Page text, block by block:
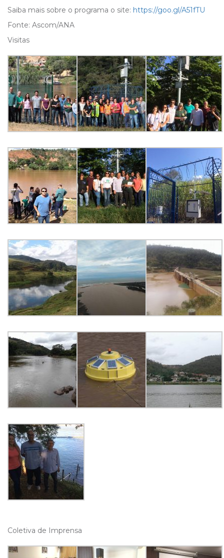
Saiba mais sobre o programa o site: https://goo.gl/A51fTU
Fonte: Ascom/ANA
Visitas
Coletiva de Imprensa